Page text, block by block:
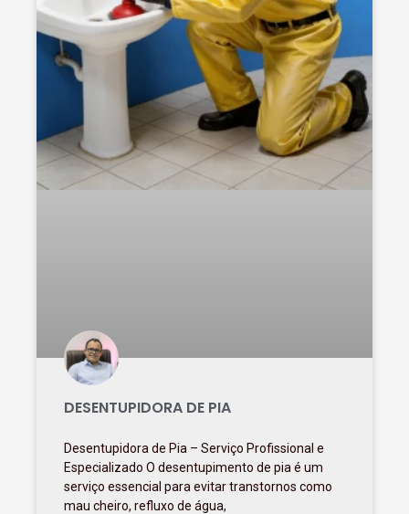
DESENTUPIDORA DE PIA
Desentupidora de Pia – Serviço Profissional e
Especializado O desentupimento de pia é um
serviço essencial para evitar transtornos como
mau cheiro, refluxo de água,